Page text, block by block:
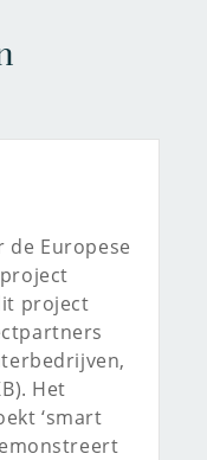
de Europese
project
Het
‘smart